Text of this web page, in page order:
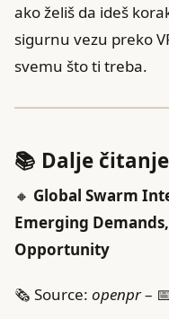
ako želiš da ideš
sigurnu vezu preko
svemu što ti treba.
📚 Dalje čitanje
🔸 Global Swarm
Emerging
Opportunity
🗞️ Source: openpr–